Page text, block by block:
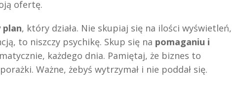
ofertę.
, który działa. Nie skupiaj się na ilości wyświetleń,
to niszczy psychikę. Skup się na pomaganiu i
każdego dnia. Pamiętaj, że biznes to
Ważne, żebyś wytrzymał i nie poddał się.